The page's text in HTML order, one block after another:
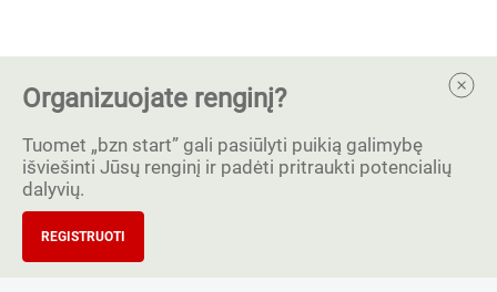
Organizuojate renginį?
Tuomet „bzn start” gali pasiūlyti puikią galimybę
išviešinti Jūsų renginį ir padėti pritraukti potencialių
dalyvių.
REGISTRUOTI